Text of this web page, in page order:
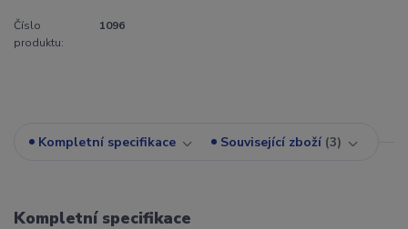
Číslo
produktu:
1096
Kompletní specifikace Související zboží 3
Kompletní specifikace